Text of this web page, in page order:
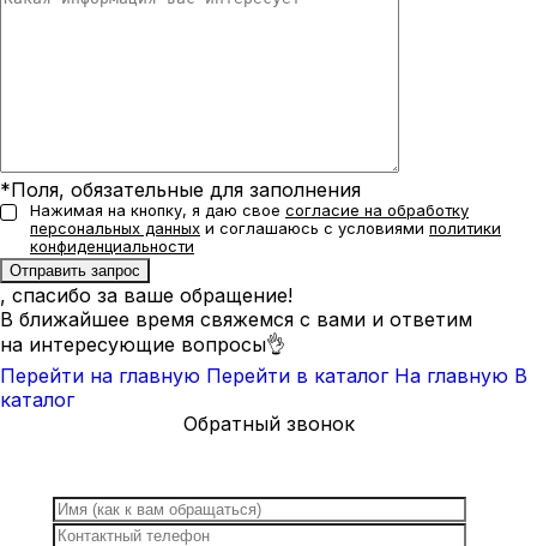
*Поля, обязательные для заполнения
Нажимая на кнопку, я даю свое согласие на обработку
персональных данных и соглашаюсь с условиями политики
конфиденциальности
, спасибо за ваше обращение!
В ближайшее время свяжемся с вами и ответим
на интересующие вопросы👌
Перейти на главную Перейти в каталог На главную В
каталог
Обратный звонок